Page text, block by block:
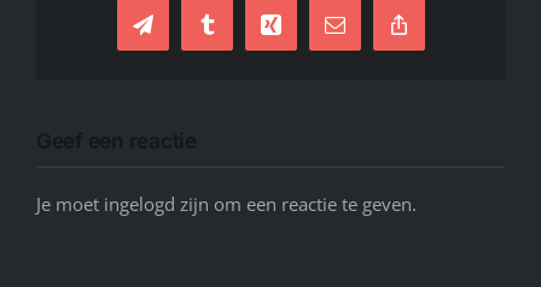
TelegramTumblrXing
E-
mail
Copy
Link
Je moet ingelogd zijn om een reactie te geven.